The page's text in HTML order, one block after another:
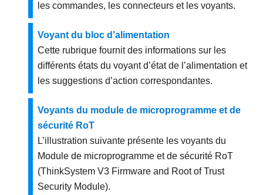
les commandes, les connecteurs et les voyants.
Voyant du bloc d’alimentation
Cette rubrique fournit des informations sur les
différents états du voyant d’état de l’alimentation et
les suggestions d’action correspondantes.
Voyants du module de microprogramme et de
sécurité RoT
L’illustration suivante présente les voyants du
Module de microprogramme et de sécurité RoT
(ThinkSystem V3 Firmware and Root of Trust
Security Module).